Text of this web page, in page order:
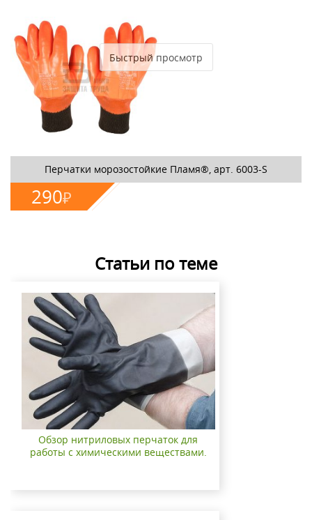
Перчатки морозостойкие Пламя®, арт. 6003-S
290₽
Быстрый просмотр
Статьи по теме
Обзор нитриловых перчаток для
работы с химическими веществами.